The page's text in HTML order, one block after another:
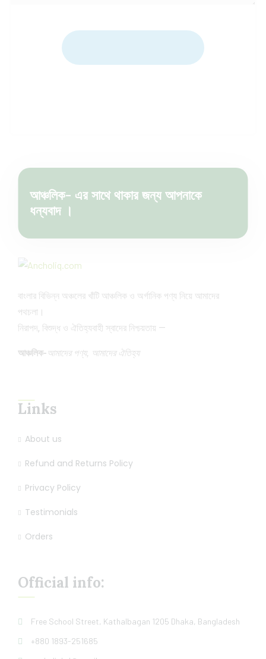
আঞ্চলিক- এর সাথে থাকার জন্য আপনাকে
ধন্যবাদ ।
বাংলার বিভিন্ন অঞ্চলের খাঁটি আঞ্চলিক ও অর্গানিক পণ্য নিয়ে আমাদের
পথচলা।
নিরাপদ, বিশুদ্ধ ও ঐতিহ্যবাহী স্বাদের নিশ্চয়তায় —
আঞ্চলিক- আমাদের পণ্য, আমাদের ঐতিহ্য
Links
About us
Refund and Returns Policy
Privacy Policy
Testimonials
Orders
Official info:
Free School Street, Kathalbagan 1205 Dhaka, Bangladesh
+880 1893-251685